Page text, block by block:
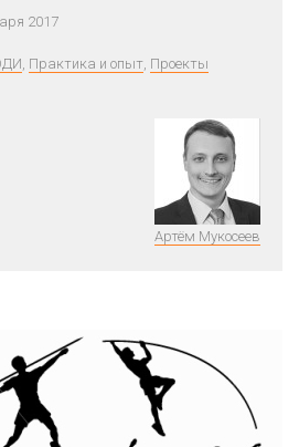
2017
, Практика и опыт, Проекты
Артём Мукосеев